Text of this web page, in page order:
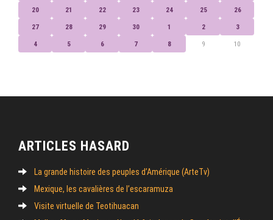
20 21 22 23 24 25 26
27 28 29 30 1 2 3
4 5 6 7 8 9 10
ARTICLES HASARD
La grande histoire des peuples d’Amérique (ArteTv)
Mexique, les cavalières de l’escaramuza
Visite virtuelle de Teotihuacan